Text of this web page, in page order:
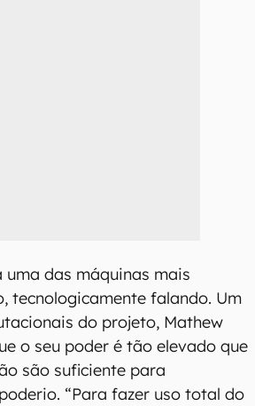
uma das máquinas mais
tecnologicamente falando. Um
do projeto, Mathew
o seu poder é tão elevado que
são suficiente para
“Para fazer uso total do